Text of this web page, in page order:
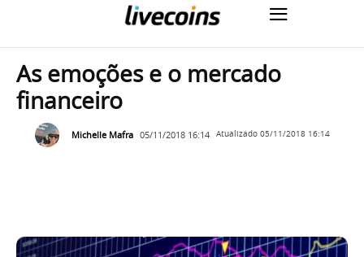
As emoções e o mercado
financeiro
Michelle Mafra 05/11/2018 16:14 Atualizado 05/11/2018 16:14